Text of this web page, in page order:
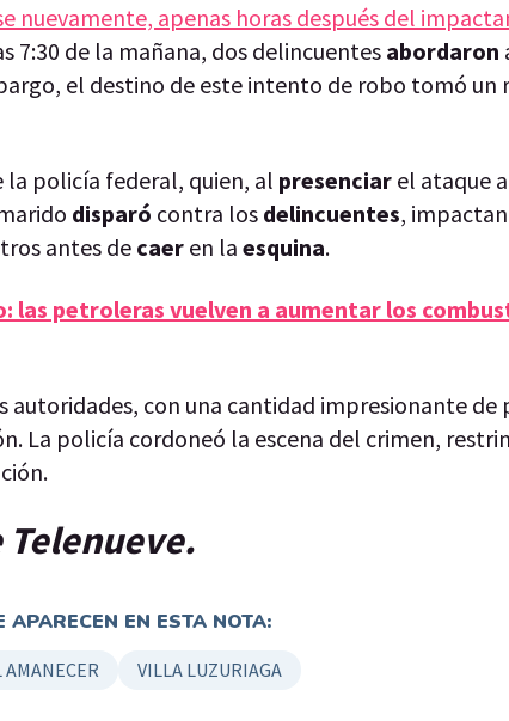
nuevamente, apenas horas después del
7:30 de la mañana, dos delincuentes abordaron
el destino de este intento de robo tomó un
la policía federal, quien, al presenciar el ataque
disparó contra los delincuentes,
antes de caer en la esquina.
las petroleras vuelven a aumentar los
autoridades, con una cantidad impresionante
La policía cordoneó la escena del crimen,
Telenueve.
APARECEN EN ESTA NOTA:
AMANECER VILLA LUZURIAGA